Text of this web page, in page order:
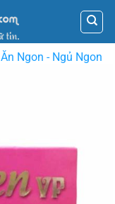
Ăn Ngon - Ngủ Ngon